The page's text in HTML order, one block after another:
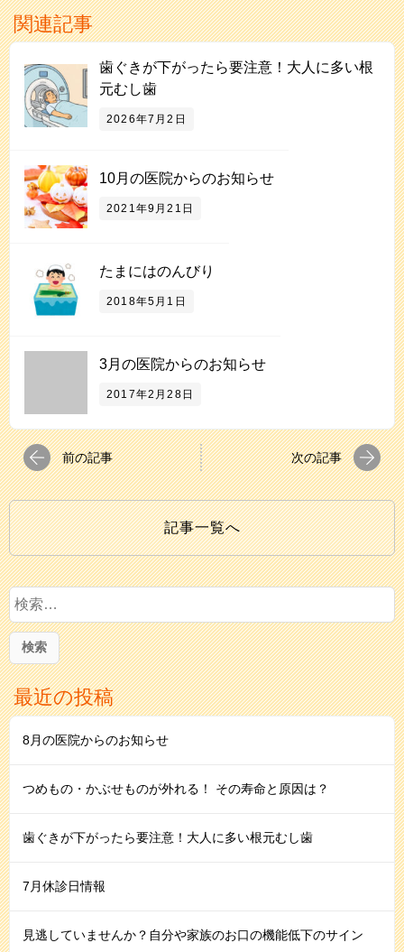
関連記事
歯ぐきが下がったら要注意！大人に多い根
元むし歯
2026年7月2日
10月の医院からのお知らせ
2021年9月21日
たまにはのんびり
2018年5月1日
3月の医院からのお知らせ
2017年2月28日
前の記事 次の記事
記事一覧へ
検
索:
最近の投稿
8月の医院からのお知らせ
つめもの・かぶせものが外れる！ その寿命と原因は？
歯ぐきが下がったら要注意！大人に多い根元むし歯
7月休診日情報
見逃していませんか？自分や家族のお口の機能低下のサイン